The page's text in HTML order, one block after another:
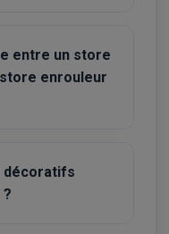
entre un store
enrouleur
décoratifs